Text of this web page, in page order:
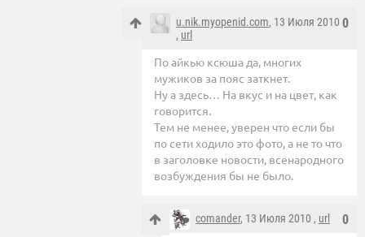
0
u.nik.myopenid.com, 13 Июля 2010
, url
По айкью ксюша да, многих
мужиков за пояс заткнет.
Ну а здесь… На вкус и на цвет, как
говорится.
Тем не менее, уверен что если бы
по сети ходило это фото, а не то что
в заголовке новости, всенародного
возбуждения бы не было.
0
comander, 13 Июля 2010 , url